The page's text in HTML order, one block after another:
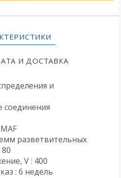
И ДОСТАВКА
и
соединения
разветвительных
V : 400
: 6 недель